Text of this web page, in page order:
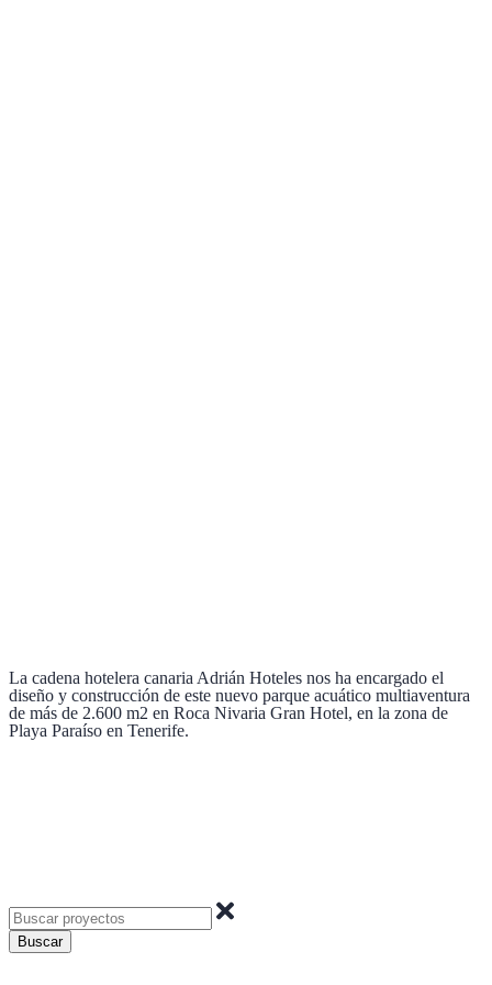
La cadena hotelera canaria Adrián Hoteles nos ha encargado el
diseño y construcción de este nuevo parque acuático multiaventura
de más de 2.600 m2 en Roca Nivaria Gran Hotel, en la zona de
Playa Paraíso en Tenerife.
Buscar